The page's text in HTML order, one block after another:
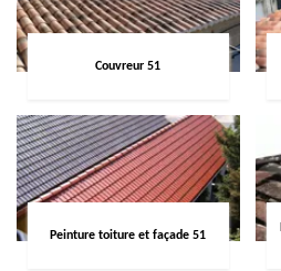
Couvreur 51
Peinture toiture et façade 51